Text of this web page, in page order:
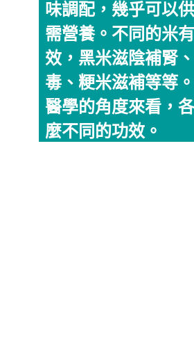
味調配，幾乎可以
需營養。不同的米
效，黑米滋陰補腎
毒、粳米滋補等等
醫學的角度來看，
麼不同的功效。